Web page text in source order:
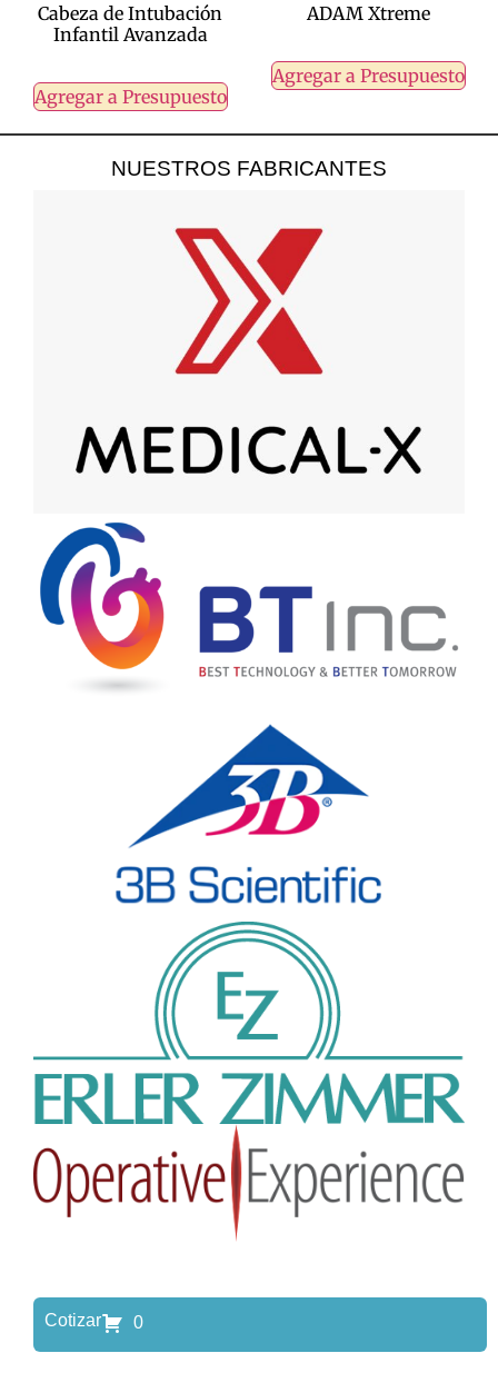
Cabeza de Intubación
Infantil Avanzada
Agregar a Presupuesto
ADAM Xtreme
Agregar a Presupuesto
NUESTROS FABRICANTES
Cotizar 0